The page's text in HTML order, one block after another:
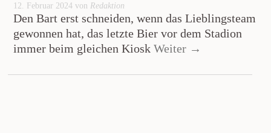
12. Februar 2024 von Redaktion
Den Bart erst schneiden, wenn das Lieblingsteam
gewonnen hat, das letzte Bier vor dem Stadion
immer beim gleichen KioskWeiter →